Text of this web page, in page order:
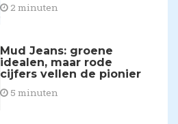
2 minuten
Mud Jeans: groene
idealen, maar rode
cijfers vellen de pionier
5 minuten